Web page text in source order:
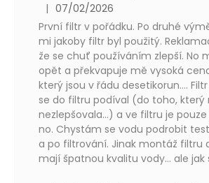
The product rating is 5 out of 5
| 07/02/2026
První filtr v pořádku. Po druhé
mi jakoby filtr byl použitý.
že se chuť používáním zlepší. No
opět a překvapuje mě vysoká
který jsou v řádu desetikorun....
se do filtru podíval (do toho, který
nezlepšovala...) a ve filtru je
no. Chystám se vodu podrobit
a po filtrování. Jinak montáž filtru
mají špatnou kvalitu vody... ale